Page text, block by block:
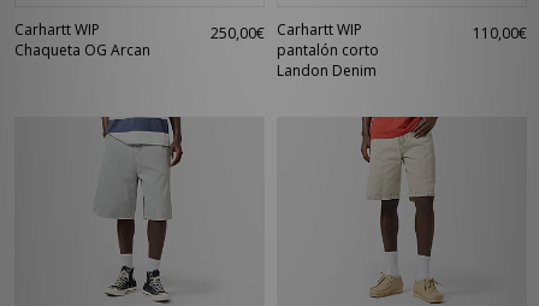
Carhartt WIP
Chaqueta OG Arcan
250,00€
Carhartt WIP
pantalón corto
Landon Denim
110,00€